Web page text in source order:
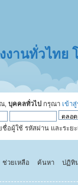
งานทั่วไทย
, บุคคลทั่วไป กรุณา เข้า
ชื่อผู้ใช้ รหัสผ่าน และระย
ช่วยเหลือ ค้นหา ปฏิทิ